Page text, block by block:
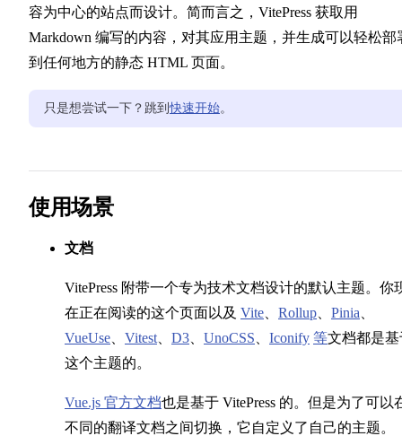
部署
Markdown 扩展
frontmatter
在 Markdown 使用 Vue
国际化
容为中心的站点而设计。简而言之，VitePress 获取用
Markdown 编写的内容，对其应用主题，并生成可以轻松部
到任何地方的静态 HTML 页面。
只是想尝试一下？跳到快速开始。
使用场景
文档
VitePress 附带一个专为技术文档设计的默认主题。你
在正在阅读的这个页面以及 Vite Rollup Pinia
VueUse
Vitest D3 UnoCSS Iconify 等文档都是基
这个主题的。
Vue.js 官方文档也是基于 VitePress 的。但是为了可以
不同的翻译文档之间切换，它自定义了自己的主题。